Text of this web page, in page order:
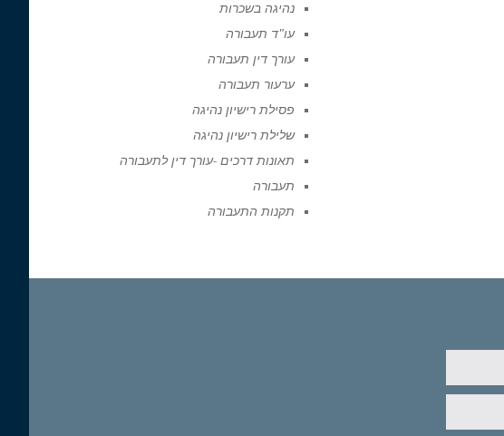
נהיגה בשכרות
עו"ד תעבורה
עורך דין תעבורה
ערעור תעבורה
פסילת רישיון נהיגה
שלילת רישיון נהיגה
תאונות דרכים -עורך דין לתעבורה
תעבורה
תקנות התעבורה